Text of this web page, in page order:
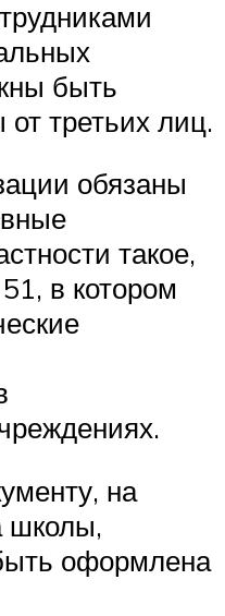
быть
третьих лиц.
обязаны
такое,
в котором
на
школы,
оформлена